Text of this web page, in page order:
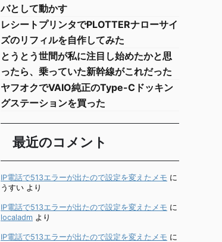
バとして動かす
レシートプリンタでPLOTTERナローサイ
ズのリフィルを自作してみた
とうとう世間が私に注目し始めたかと思
ったら、乗っていた新幹線がこれだった
ヤフオクでVAIO純正のType-Cドッキン
グステーションを買った
最近のコメント
IP電話で513エラーが出たので設定を変えたメモ に
うすい より
IP電話で513エラーが出たので設定を変えたメモ に
localadm より
IP電話で513エラーが出たので設定を変えたメモ に